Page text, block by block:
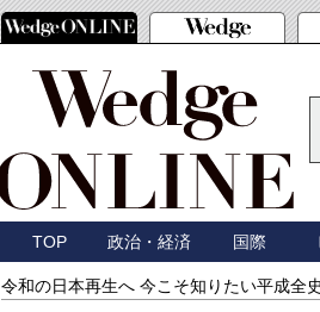
TOP 政治・経済 国際
令和の日本再生へ 今こそ知りたい平成全史